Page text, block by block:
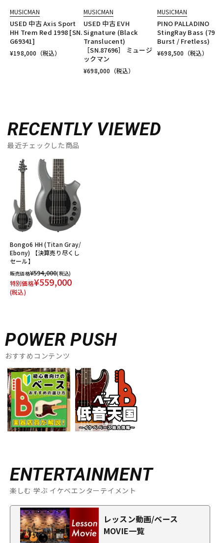
MUSICMAN
USED 中古 Axis Sport
HH Trem Red 1998 [SN.
G69341]
¥198,000 （税込）
MUSICMAN
USED 中古 EVH
Signature (Black
Translucent)
［SN.87696］ ミュージ
ックマン
¥698,000 （税込）
MUSICMAN
PINO PALLADINO
StingRay Bass (79
Burst / Fretless)
¥698,500 （税込）
RECENTLY VIEWED
最近チェックした商品
Bongo6 HH (Titan Gray/
Ebony) 【決算売り尽くし
セール】
販売価格¥594,000(税込)
特別価格¥559,000
(税込)
POWER PUSH
おすすめコンテンツ
ENTERTAINMENT
楽しむ 学ぶ イケベエンターテイメント
レッスン動画/ベース
MOVIE一覧